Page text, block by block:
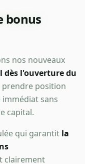
bonus
nos nouveaux
l'ouverture du
prendre position
immédiat sans
capital.
qui garantit la
clairement